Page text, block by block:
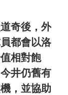
奇後，外
都會以洛
相對飽
井仍舊有
，並協助